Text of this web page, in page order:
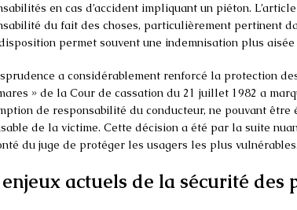
en cas d’accident impliquant un piéton.
du fait des choses, particulièrement pertinent
permet souvent une indemnisation plus aisée
a considérablement renforcé la protection
» de la Cour de cassation du 21 juillet 1982 a
de responsabilité du conducteur, ne pouvant être
de la victime. Cette décision a été par la suite
du juge de protéger les usagers les plus vulnérables.
actuels de la sécurité des